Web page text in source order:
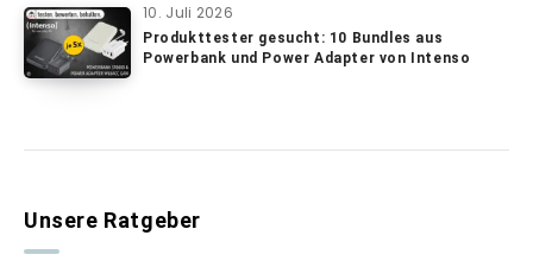
10. Juli 2026
Produkttester gesucht: 10 Bundles aus
Powerbank und Power Adapter von Intenso
Unsere Ratgeber